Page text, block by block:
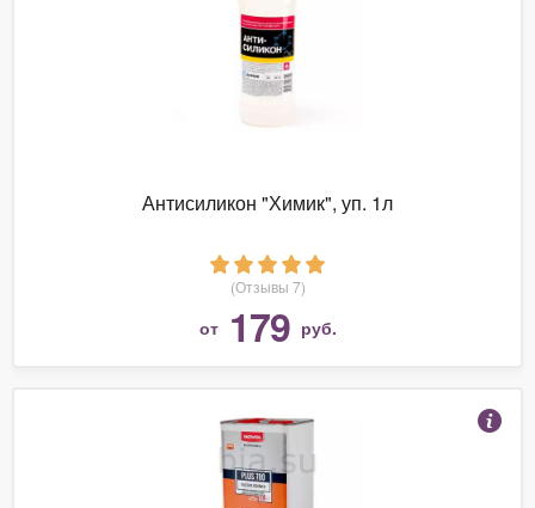
Антисиликон "Химик", уп. 1л
(Отзывы 7)
от 179 руб.